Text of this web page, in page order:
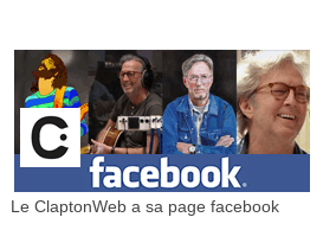
Le ClaptonWeb a sa page facebook